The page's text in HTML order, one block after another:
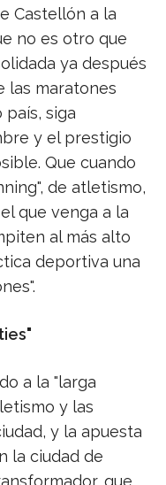
Castellón a la
no es otro que
ya después
las maratones
siga
y el prestigio
Que cuando
de atletismo,
que venga a la
al más alto
deportiva una
a la "larga
y las
y la apuesta
la ciudad de
que